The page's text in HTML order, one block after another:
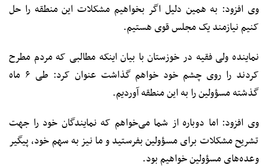
وی افزود: به همین دلیل اگر بخواهیم مشکلات این منطقه را حل
کنیم نیازمند یک مجلس قوی هستیم.
نماینده ولی فقیه در خوزستان با بیان اینکه مطالبی که مردم مطرح
کردند را روی چشم خود خواهم گذاشت عنوان کرد: طی ۶ ماه
گذشته مسؤولین را به این منطقه آوردیم.
وی افزود: اما دوباره از شما می‌خواهم که نمایندگان خود را جهت
تشریح مشکلات برای مسؤولین بفرستید و ما نیز به سهم خود، پیگیر
وعده‌های مسؤولین خواهیم بود.